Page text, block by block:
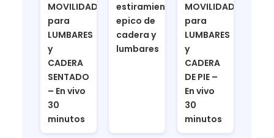
MOVILIDAD
para
LUMBARES
y
CADERA
SENTADO
– En vivo
30
minutos
estiramiento
epico de
cadera y
lumbares
MOVILIDAD
para
LUMBARES
y
CADERA
DE PIE –
En vivo
30
minutos